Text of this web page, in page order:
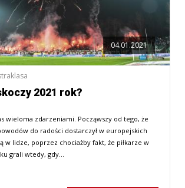
04.01.2021
2021 rok?
wieloma zdarzeniami. Począwszy od tego, że
do radości dostarczył w europejskich
w lidze, poprzez chociażby fakt, że piłkarze w
grali wtedy, gdy…